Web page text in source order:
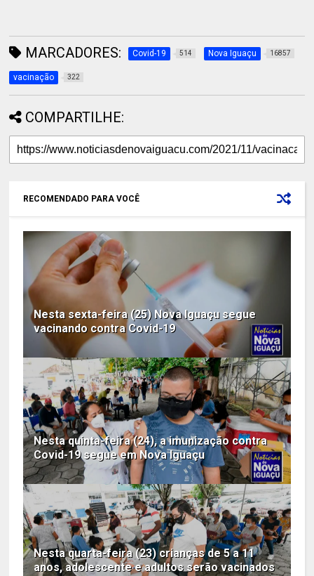
MARCADORES: Covid-19 514 Nova Iguaçu 16857
vacinação 322
COMPARTILHE:
RECOMENDADO PARA VOCÊ
Nesta sexta-feira (25) Nova Iguaçu segue
vacinando contra Covid-19
Nesta quinta-feira (24), a imunização contra
Covid-19 segue em Nova Iguaçu
Nesta quarta-feira (23) crianças de 5 a 11
anos, adolescente e adultos serão vacinados